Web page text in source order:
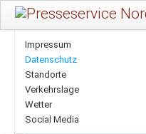
Startseite
Verlage
VMP Panel
Marketing
Impressum
Datenschutz
Standorte
Verkehrslage
Wetter
Social Media